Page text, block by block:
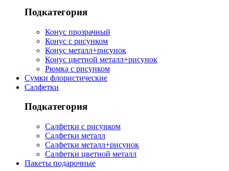
Подкатегория
Конус прозрачный
Конус с рисунком
Конус металл+рисунок
Конус цветной металл+рисунок
Рюмка с рисунком
Сумки флористические
Салфетки
Подкатегория
Салфетки с рисунком
Салфетки металл
Салфетки металл+рисунок
Салфетки цветной металл
Пакеты подарочные